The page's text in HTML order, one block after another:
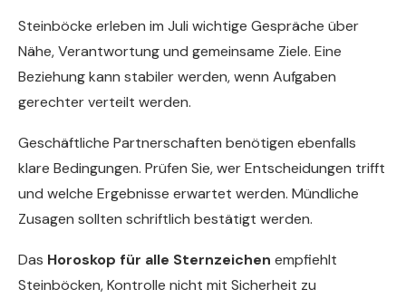
Steinböcke erleben im Juli wichtige Gespräche über
Nähe, Verantwortung und gemeinsame Ziele. Eine
Beziehung kann stabiler werden, wenn Aufgaben
gerechter verteilt werden.
Geschäftliche Partnerschaften benötigen ebenfalls
klare Bedingungen. Prüfen Sie, wer Entscheidungen trifft
und welche Ergebnisse erwartet werden. Mündliche
Zusagen sollten schriftlich bestätigt werden.
Das Horoskop für alle Sternzeichen empfiehlt
Steinböcken, Kontrolle nicht mit Sicherheit zu